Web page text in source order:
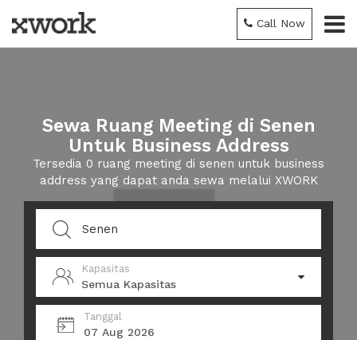
Call Now
Sewa Ruang Meeting di Senen
Untuk Business Address
Tersedia 0 ruang meeting di senen untuk business
address yang dapat anda sewa melalui XWORK
Kapasitas
Semua Kapasitas
Tanggal
07 Aug 2026